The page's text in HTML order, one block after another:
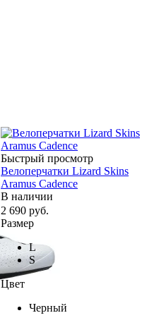
Быстрый просмотр
Велоперчатки Lizard Skins
Aramus Cadence
В наличии
2 690 руб.
Размер
L
S
Цвет
Черный